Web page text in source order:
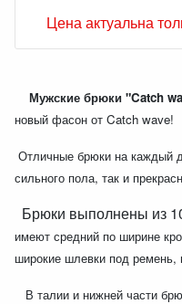
Цена актуальна
Мужские брюки "Catch
новый фасон от Catch wave!
Отличные брюки на каждый
сильного пола, так и
Брюки выполнены из
имеют средний по ширине
широкие шлевки под
В талии и нижней части